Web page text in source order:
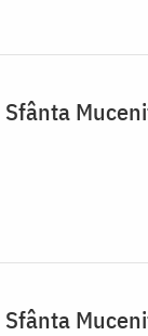
Sfânta
Sfânta